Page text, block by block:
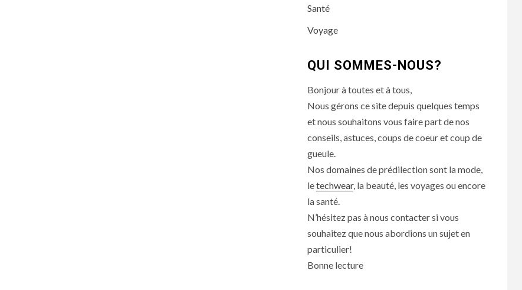
Santé
Voyage
QUI SOMMES-NOUS?
Bonjour à toutes et à tous,
Nous gérons ce site depuis quelques temps
et nous souhaitons vous faire part de nos
conseils, astuces, coups de coeur et coup de
gueule.
Nos domaines de prédilection sont la mode,
letechwear, la beauté, les voyages ou encore
la santé.
N’hésitez pas à nous contacter si vous
souhaitez que nous abordions un sujet en
particulier!
Bonne lecture